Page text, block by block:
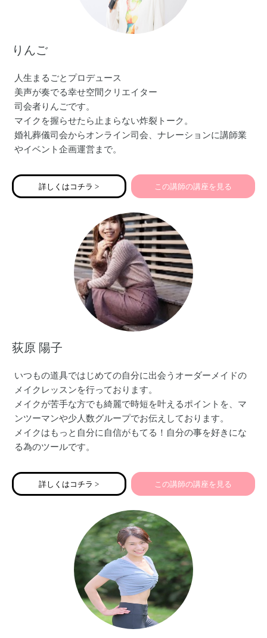
りんご
人生まるごとプロデュース
美声が奏でる幸せ空間クリエイター
司会者りんごです。
マイクを握らせたら止まらない炸裂トーク。
婚礼葬儀司会からオンライン司会、ナレーションに講師業
やイベント企画運営まで。
ご縁ナビゲーター結婚相談所Ring oN〜人生まるごとプロデ
ュースも営んでいます。
たくさんのママの夢が叶うよう…
全開パワーで務めさせていただきます。
詳しくはコチラ > この講師の講座を見る
荻原 陽子
いつもの道具ではじめての自分に出会うオーダーメイドの
メイクレッスンを行っております。
メイクが苦手な方でも綺麗で時短を叶えるポイントを、マ
ンツーマンや少人数グループでお伝えしております。
メイクはもっと自分に自信がもてる！自分の事を好きにな
る為のツールです。
たレッスンでご自分で出来るようになって頂いています！
レッスンの受講生は大学生や社会人のファーストメイクか
ションショーのショーメイクまで「魅せる外見を創る」プ
ロとして2012年から活動しております。
詳しくはコチラ > この講師の講座を見る